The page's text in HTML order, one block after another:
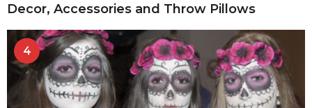
Decor, Accessories and Throw Pillows
4